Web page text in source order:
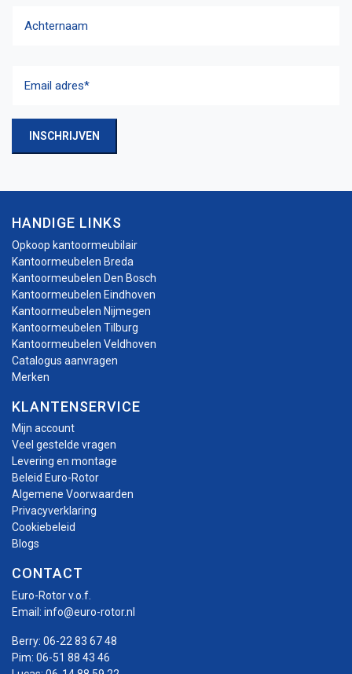
adres(Vereist)
INSCHRIJVEN
HANDIGE LINKS
Opkoop kantoormeubilair
Kantoormeubelen Breda
Kantoormeubelen Den Bosch
Kantoormeubelen Eindhoven
Kantoormeubelen Nijmegen
Kantoormeubelen Tilburg
Kantoormeubelen Veldhoven
Catalogus aanvragen
Merken
KLANTENSERVICE
Mijn account
Veel gestelde vragen
Levering en montage
Beleid Euro-Rotor
Algemene Voorwaarden
Privacyverklaring
Cookiebeleid
Blogs
CONTACT
Euro-Rotor v.o.f.
Email: info@euro-rotor.nl
Berry: 06-22 83 67 48
Pim: 06-51 88 43 46